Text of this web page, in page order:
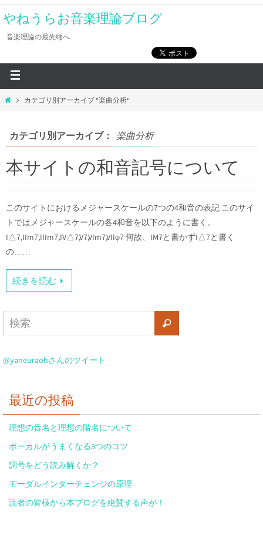
やねうらお音楽理論ブログ
音楽理論の最先端へ
カテゴリ別アーカイブ "楽曲分析"
カテゴリ別アーカイブ： 楽曲分析
本サイトの和音記号について
このサイトにおけるメジャースケールの7つの4和音の表記 このサイ
トではメジャースケールの各4和音を以下のように書く。
I△7,IIm7,IIIm7,IV△7,V7,VIm7,VIIφ7 何故、IM7と書かずI△7と書く
の……
続きを読む
@yaneuraohさんのツイート
最近の投稿
理想の音名と理想の階名について
ボーカルがうまくなる3つのコツ
調号をどう読み解くか？
モーダルインターチェンジの原理
読者の皆様から本ブログを絶賛する声が！